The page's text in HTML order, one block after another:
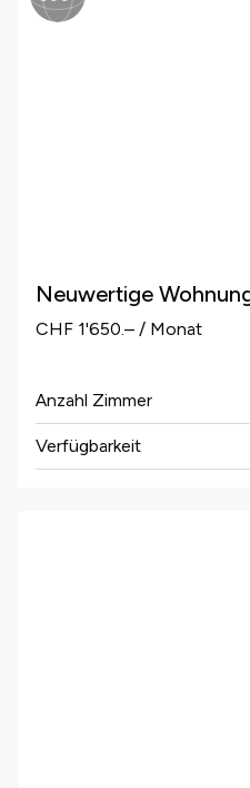
Neuwertige
CHF 1'650.– / Monat
Anzahl Zimmer
Verfügbarkeit